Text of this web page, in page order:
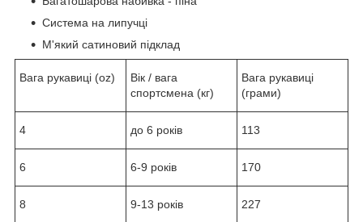
Система на липучці
М'який сатиновий підклад
Вага рукавиці (oz)
Вік / вага
спортсмена (кг)
Вага рукавиці
(грами)
4 до 6 років 113
6 6-9 років 170
8 9-13 років 227